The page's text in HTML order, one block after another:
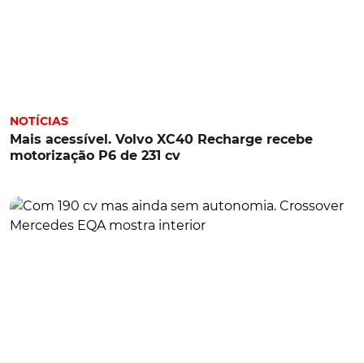
NOTÍCIAS
Mais acessível. Volvo XC40 Recharge recebe
motorização P6 de 231 cv